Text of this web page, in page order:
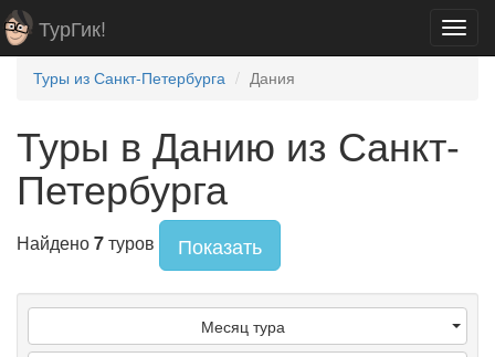
ТурГик!
Туры из Санкт-Петербурга Дания
Туры в Данию из Санкт-
Петербурга
Найдено7туров Показать
Месяц тура